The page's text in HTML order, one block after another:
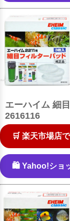
エーハイム 細
2616116
🛒 楽天市場店
🛍️ Yahoo!ショ